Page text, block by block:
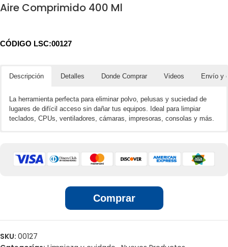
Aire Comprimido 400 Ml
CÓDIGO LSC:00127
Descripción Detalles Donde Comprar Videos Envío y
La herramienta perfecta para eliminar polvo, pelusas y suciedad de
lugares de difícil acceso sin dañar tus equipos. Ideal para limpiar
teclados, CPUs, ventiladores, cámaras, impresoras, consolas y más.
Ideal para cualquier operación de limpieza
Perfecto para remover suciedad
Para cualquier componente electrónico
Expulsa aire a presión con tal potencia que ayuda a quitar todo el
polvo incrustado en el hardware
Comprar
SKU: 00127